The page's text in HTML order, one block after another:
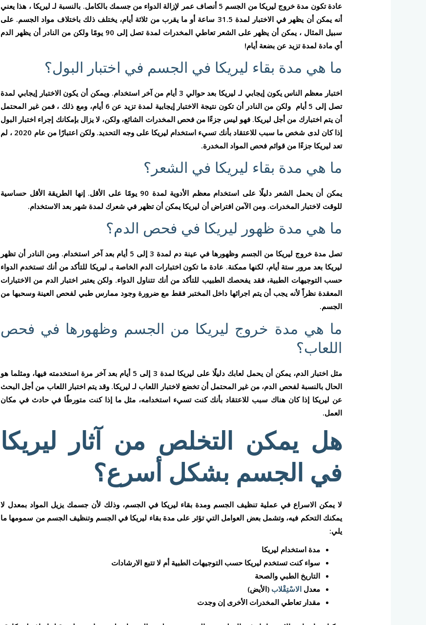
عادة تكون مدة خروج ليريكا من الجسم 5 أنصاف عمر لإزالة الدواء من جسمك بالكامل. بالنسبة لـ ليريكا ، هذا يعني
أنه يمكن أن يظهر في الاختبار لمدة 31.5 ساعة أو ما يقرب من ثلاثة أيام، يختلف ذلك باختلاف مواد الجسم. على
سبيل المثال ، يمكن أن يظهر على الشعر تعاطي المخدرات لمدة تصل إلى 90 يومًا ولكن من النادر أن يظهر الدم
أي مادة لمدة تزيد عن بضعة أيام!
ما هي مدة بقاء ليريكا في الجسم في اختبار البول؟
اختبار معظم الناس يكون إيجابي لـ ليريكا بعد حوالي 3 أيام من آخر استخدام. ويمكن أن يكون الاختبار إيجابي لمدة
تصل إلى 5 أيام ولكن من النادر أن تكون نتيجة الاختبار إيجابية لمدة تزيد عن 6 أيام، ومع ذلك ، فمن غير المحتمل
أن يتم اختبارك من أجل ليريكا. فهو ليس جزءًا من فحص المخدرات الشائع، ولكن، لا يزال بإمكانك إجراء اختبار البول
إذا كان لدى شخص ما سبب للاعتقاد بأنك تسيء استخدام ليريكا على وجه التحديد. ولكن اعتبارًا من عام 2020 ، لم
تعد ليريكا جزءًا من قوائم فحص المواد المخدرة.
ما هي مدة بقاء ليريكا في الشعر؟
يمكن أن يحمل الشعر دليلًا على استخدام معظم الأدوية لمدة 90 يومًا على الأقل. إنها الطريقة الأقل حساسية
للوقت لاختبار المخدرات. ومن الآمن افتراض أن ليريكا يمكن أن تظهر في شعرك لمدة شهر بعد الاستخدام.
ما هي مدة ظهور ليريكا في فحص الدم؟
تصل مدة خروج ليريكا من الجسم وظهورها في عينة دم لمدة 3 إلى 5 أيام بعد آخر استخدام. ومن النادر أن تظهر
ليريكا بعد مرور ستة أيام، لكنها ممكنة. عادة ما تكون اختبارات الدم الخاصة بـ ليريكا للتأكد من أنك تستخدم الدواء
حسب التوجيهات الطبية، فقد يفحصك الطبيب للتأكد من أنك تتناول الدواء. ولكن يعتبر اختبار الدم من الاختبارات
المعقدة نظراً لأنه يجب أن يتم اجرائها داخل المختبر فقط مع ضرورة وجود ممارس طبي لفحص العينة وسحبها من
الجسم.
ما هي مدة خروج ليريكا من الجسم وظهورها في فحص
اللعاب؟
مثل اختبار الدم، يمكن أن يحمل لعابك دليلًا على ليريكا لمدة 3 إلى 5 أيام بعد آخر مرة استخدمته فيها، ومثلما هو
الحال بالنسبة لفحص الدم، من غير المحتمل أن تخضع لاختبار اللعاب لـ ليريكا. وقد يتم اختبار اللعاب من أجل البحث
عن ليريكا إذا كان هناك سبب للاعتقاد بأنك كنت تسيء استخدامه، مثل ما إذا كنت متورطًا في حادث في مكان
العمل.
هل يمكن التخلص من آثار ليريكا
في الجسم بشكل أسرع؟
لا يمكن الاسراع في عملية تنظيف الجسم ومدة بقاء ليريكا في الجسم، وذلك لأن جسمك يزيل المواد بمعدل لا
يمكنك التحكم فيه، وتشمل بعض العوامل التي تؤثر على مدة بقاء ليريكا في الجسم وتنظيف الجسم من سمومها ما
يلي:
مدة استخدام ليريكا
سواء كنت تستخدم ليريكا حسب التوجيهات الطبية أم لا تتبع الارشادات
التاريخ الطبي والصحة
معدلالاسْتِقْلاب (الأيض)
مقدار تعاطي المخدرات الأخرى إن وجدت